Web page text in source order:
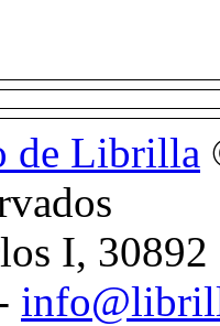
de Librilla
I,